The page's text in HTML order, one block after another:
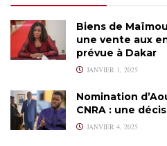
Biens de
une vente aux
prévue à Dakar
JANVIER 1, 2025
Nomination
CNRA : une
JANVIER 4, 2025